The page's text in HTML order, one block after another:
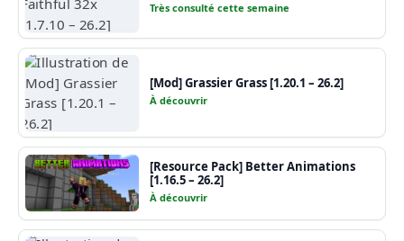
Très consulté cette semaine
[Mod] Grassier Grass [1.20.1 – 26.2]
À découvrir
[Resource Pack] Better Animations
[1.16.5 – 26.2]
À découvrir